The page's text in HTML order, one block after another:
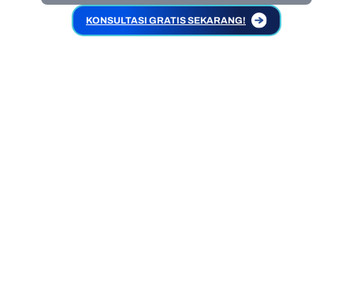
KONSULTASI GRATIS SEKARANG!